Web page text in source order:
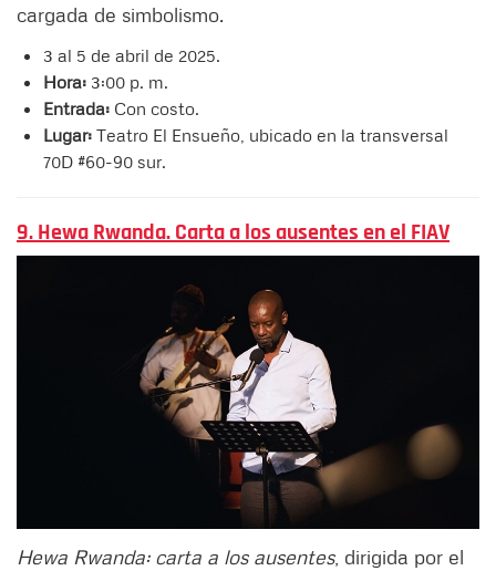
cargada de simbolismo.
3 al 5 de abril de 2025.
Hora: 3:00 p. m.
Entrada: Con costo.
Lugar: Teatro El Ensueño, ubicado en la transversal
70D #60-90 sur.
9. Hewa Rwanda. Carta a los ausentes en el FIAV
Hewa Rwanda: carta a los ausentes, dirigida por el